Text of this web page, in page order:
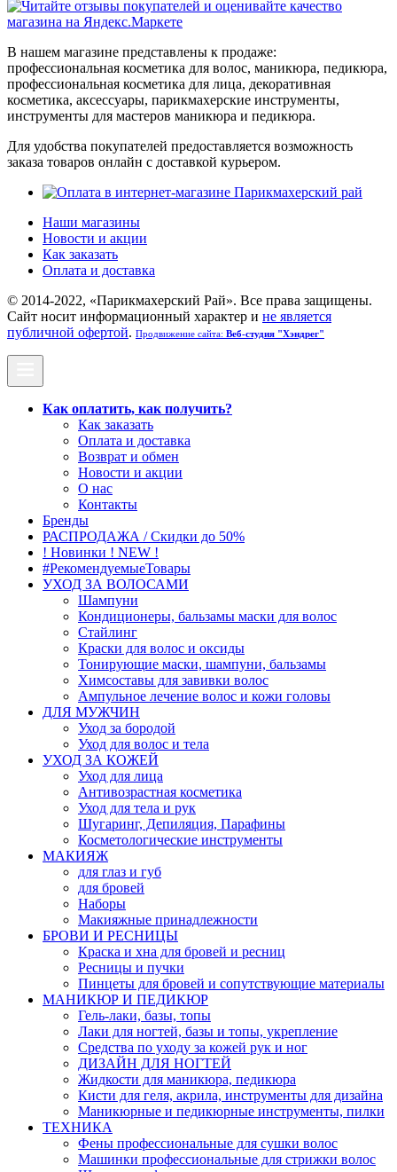
В нашем магазине представлены к продаже:
профессиональная косметика для волос, маникюра, педикюра,
профессиональная косметика для лица, декоративная
косметика, аксессуары, парикмахерские инструменты,
инструменты для мастеров маникюра и педикюра.
Для удобства покупателей предоставляется возможность
заказа товаров онлайн с доставкой курьером.
Наши магазины
Новости и акции
Как заказать
Оплата и доставка
© 2014-2022, «Парикмахерский Рай». Все права защищены.
Cайт носит информационный характер и не является
публичной офертой. Продвижение сайта: Веб-студия "Хэндрег"
Как оплатить, как получить?
Как заказать
Оплата и доставка
Возврат и обмен
Новости и акции
О нас
Контакты
Бренды
РАСПРОДАЖА / Скидки до 50%
! Новинки ! NEW !
#РекомендуемыеТовары
УХОД ЗА ВОЛОСАМИ
Шампуни
Кондиционеры, бальзамы маски для волос
Стайлинг
Краски для волос и оксиды
Тонирующие маски, шампуни, бальзамы
Химсоставы для завивки волос
Ампульное лечение волос и кожи головы
ДЛЯ МУЖЧИН
Уход за бородой
Уход для волос и тела
УХОД ЗА КОЖЕЙ
Уход для лица
Антивозрастная косметика
Уход для тела и рук
Шугаринг, Депиляция, Парафины
Косметологические инструменты
МАКИЯЖ
для глаз и губ
для бровей
Наборы
Макияжные принадлежности
БРОВИ И РЕСНИЦЫ
Краска и хна для бровей и ресниц
Ресницы и пучки
Пинцеты для бровей и сопутствующие материалы
МАНИКЮР И ПЕДИКЮР
Гель-лаки, базы, топы
Лаки для ногтей, базы и топы, укрепление
Средства по уходу за кожей рук и ног
ДИЗАЙН ДЛЯ НОГТЕЙ
Жидкости для маникюра, педикюра
Кисти для геля, акрила, инструменты для дизайна
Маникюрные и педикюрные инструменты, пилки
ТЕХНИКА
Фены профессиональные для сушки волос
Машинки профессиональные для стрижки волос